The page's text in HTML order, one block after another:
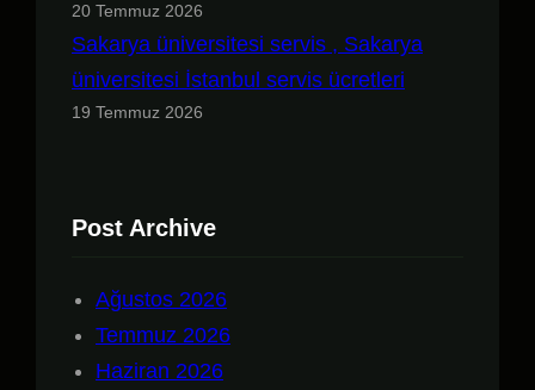
20 Temmuz 2026
Sakarya üniversitesi servis , Sakarya
üniversitesi İstanbul servis ücretleri
19 Temmuz 2026
Post Archive
Ağustos 2026
Temmuz 2026
Haziran 2026